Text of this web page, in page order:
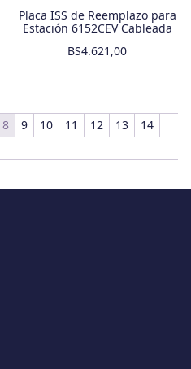
Placa ISS de Reemplazo para
Estación 6152CEV Cableada
BS4.621,00
8 9 10 11 12 13
14